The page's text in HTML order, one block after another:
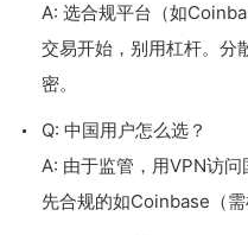
A: 选合规平台（如
交易开始，别用杠杆。分
密。
Q: 中国用户怎么选？
A: 由于监管，用VPN访
先合规的如Coinbase（需